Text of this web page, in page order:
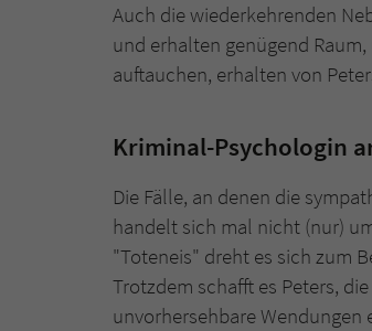
Auch die wiederkehrenden
und erhalten genügend
auftauchen, erhalten von
Kriminal-Psychologin
Die Fälle, an denen die
handelt sich mal nicht (nur)
"Toteneis" dreht es sich zum
Trotzdem schafft es Peters,
unvorhersehbare Wendungen